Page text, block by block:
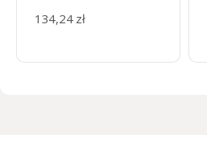
134,24 zł